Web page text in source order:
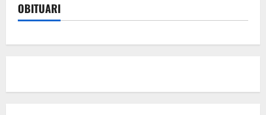
OBITUARI